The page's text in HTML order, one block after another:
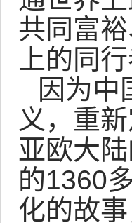
共同富
上的同
因为中
义，重
亚欧大
的1360
化的故